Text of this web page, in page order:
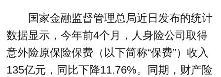
国家金融监督管理总局近日发布的统计
数据显示，今年前4个月，人身险公司取得
意外险原保险保费（以下简称“保费”）收入
135亿元，同比下降11.76%。同期，财产险